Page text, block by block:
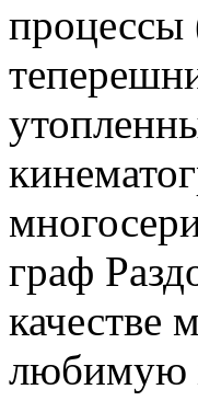
процессы
граф
качестве
любимую